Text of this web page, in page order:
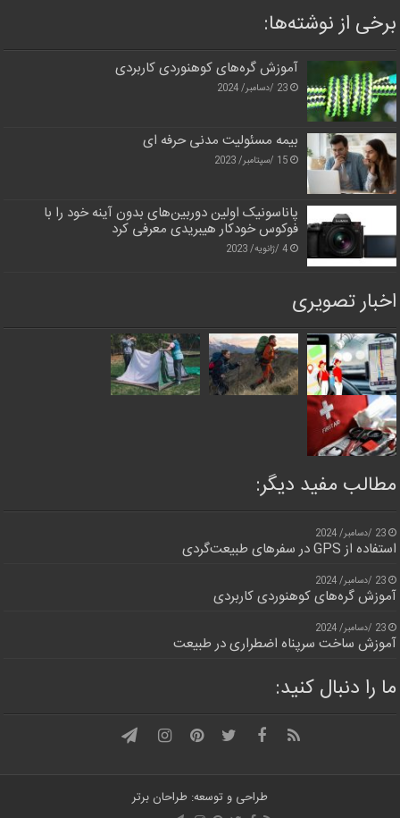
برخی از نوشته‌ها:
آموزش گره‌های کوهنوردی کاربردی
23 /دسامبر/ 2024
بیمه مسئولیت مدنی حرفه ای
15 /سپتامبر/ 2023
پاناسونیک اولین دوربین‌های بدون آینه خود را با
فوکوس خودکار هیبریدی معرفی کرد
4 /ژانویه/ 2023
اخبار تصویری
مطالب مفید دیگر:
23 /دسامبر/ 2024
استفاده از GPS در سفرهای طبیعت‌گردی
23 /دسامبر/ 2024
آموزش گره‌های کوهنوردی کاربردی
23 /دسامبر/ 2024
آموزش ساخت سرپناه اضطراری در طبیعت
ما را دنبال کنید:
طراحی و توسعه: طراحان برتر